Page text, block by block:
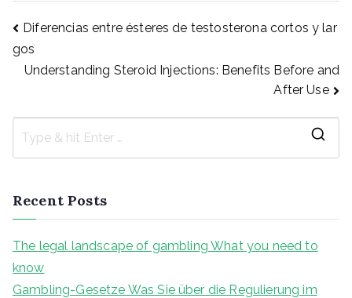
Post
navigation
Diferencias entre ésteres de testosterona cortos y lar
gos
Understanding Steroid Injections: Benefits Before and
After Use
Recent Posts
The legal landscape of gambling What you need to
know
Gambling-Gesetze Was Sie über die Regulierung im